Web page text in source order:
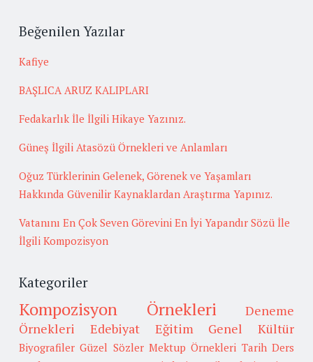
Beğenilen Yazılar
Kafiye
BAŞLICA ARUZ KALIPLARI
Fedakarlık İle İlgili Hikaye Yazınız.
Güneş İlgili Atasözü Örnekleri ve Anlamları
Oğuz Türklerinin Gelenek, Görenek ve Yaşamları
Hakkında Güvenilir Kaynaklardan Araştırma Yapınız.
Vatanını En Çok Seven Görevini En İyi Yapandır Sözü İle
İlgili Kompozisyon
Kategoriler
Kompozisyon Örnekleri
Deneme
Örnekleri
Edebiyat Eğitim Genel Kültür
Biyografiler Güzel Sözler Mektup Örnekleri Tarih Ders